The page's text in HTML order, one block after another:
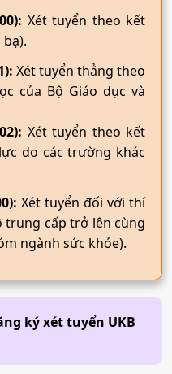
Xét tuyển theo kết
Xét tuyển thẳng theo
của Bộ Giáo dục và
Xét tuyển theo kết
do các trường khác
Xét tuyển đối với thí
cấp trở lên cùng
ngành sức khỏe).
ký xét tuyển UKB